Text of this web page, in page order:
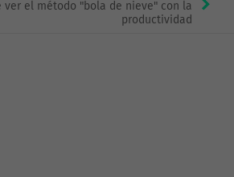
ver el método "bola de nieve" con la
productividad